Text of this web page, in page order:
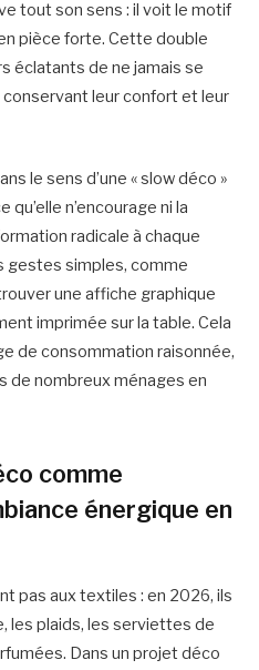
tout son sens : il voit le motif
pièce forte. Cette double
éclatants de ne jamais se
leur confort et leur
le sens d’une « slow déco »
n’encourage ni la
radicale à chaque
gestes simples, comme
une affiche graphique
imprimée sur la table. Cela
de consommation raisonnée,
de nombreux ménages en
comme
énergique en
pas aux textiles : en 2026, ils
les plaids, les serviettes de
Dans un projet déco